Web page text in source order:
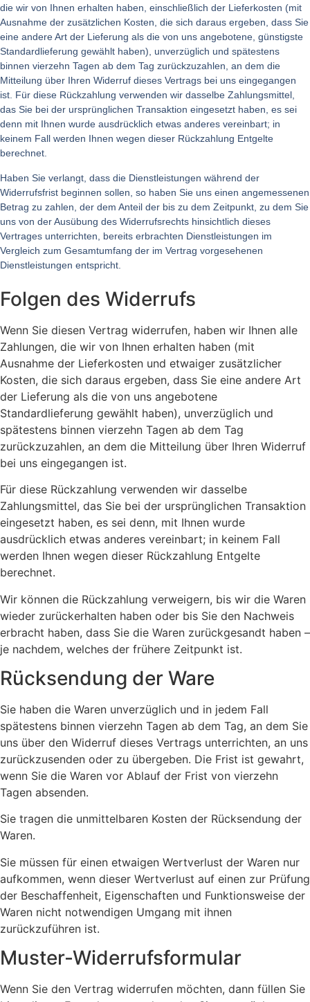
die wir von Ihnen erhalten haben, einschließlich der Lieferkosten (mit
Ausnahme der zusätzlichen Kosten, die sich daraus ergeben, dass Sie
eine andere Art der Lieferung als die von uns angebotene, günstigste
Standardlieferung gewählt haben), unverzüglich und spätestens
binnen vierzehn Tagen ab dem Tag zurückzuzahlen, an dem die
Mitteilung über Ihren Widerruf dieses Vertrags bei uns eingegangen
ist. Für diese Rückzahlung verwenden wir dasselbe Zahlungsmittel,
das Sie bei der ursprünglichen Transaktion eingesetzt haben, es sei
denn mit Ihnen wurde ausdrücklich etwas anderes vereinbart; in
keinem Fall werden Ihnen wegen dieser Rückzahlung Entgelte
berechnet.
Haben Sie verlangt, dass die Dienstleistungen während der
Widerrufsfrist beginnen sollen, so haben Sie uns einen angemessenen
Betrag zu zahlen, der dem Anteil der bis zu dem Zeitpunkt, zu dem Sie
uns von der Ausübung des Widerrufsrechts hinsichtlich dieses
Vertrages unterrichten, bereits erbrachten Dienstleistungen im
Vergleich zum Gesamtumfang der im Vertrag vorgesehenen
Dienstleistungen entspricht.
Folgen des Widerrufs
Wenn Sie diesen Vertrag widerrufen, haben wir Ihnen alle
Zahlungen, die wir von Ihnen erhalten haben (mit
Ausnahme der Lieferkosten und etwaiger zusätzlicher
Kosten, die sich daraus ergeben, dass Sie eine andere Art
der Lieferung als die von uns angebotene
Standardlieferung gewählt haben), unverzüglich und
spätestens binnen vierzehn Tagen ab dem Tag
zurückzuzahlen, an dem die Mitteilung über Ihren Widerruf
bei uns eingegangen ist.
Für diese Rückzahlung verwenden wir dasselbe
Zahlungsmittel, das Sie bei der ursprünglichen Transaktion
eingesetzt haben, es sei denn, mit Ihnen wurde
ausdrücklich etwas anderes vereinbart; in keinem Fall
werden Ihnen wegen dieser Rückzahlung Entgelte
berechnet.
Wir können die Rückzahlung verweigern, bis wir die Waren
wieder zurückerhalten haben oder bis Sie den Nachweis
erbracht haben, dass Sie die Waren zurückgesandt haben –
je nachdem, welches der frühere Zeitpunkt ist.
Rücksendung der Ware
Sie haben die Waren unverzüglich und in jedem Fall
spätestens binnen vierzehn Tagen ab dem Tag, an dem Sie
uns über den Widerruf dieses Vertrags unterrichten, an uns
zurückzusenden oder zu übergeben. Die Frist ist gewahrt,
wenn Sie die Waren vor Ablauf der Frist von vierzehn
Tagen absenden.
Sie tragen die unmittelbaren Kosten der Rücksendung der
Waren.
Sie müssen für einen etwaigen Wertverlust der Waren nur
aufkommen, wenn dieser Wertverlust auf einen zur Prüfung
der Beschaffenheit, Eigenschaften und Funktionsweise der
Waren nicht notwendigen Umgang mit ihnen
zurückzuführen ist.
Muster-Widerrufsformular
Wenn Sie den Vertrag widerrufen möchten, dann füllen Sie